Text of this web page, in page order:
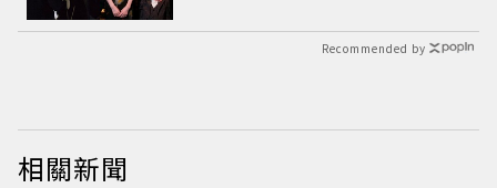
Recommended by
相關新聞